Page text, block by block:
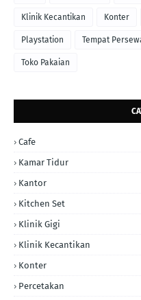
Klinik Kecantikan Konter
Playstation Tempat
Toko Pakaian
Cafe
Kamar Tidur
Kantor
Kitchen Set
Klinik Gigi
Klinik Kecantikan
Konter
Percetakan